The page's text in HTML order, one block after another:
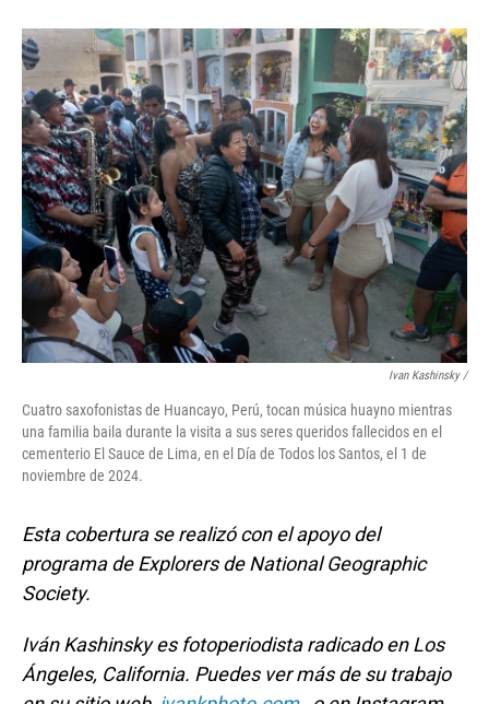
Ivan Kashinsky/
Cuatro saxofonistas de Huancayo, Perú, tocan música huayno mientras
una familia baila durante la visita a sus seres queridos fallecidos en el
cementerio El Sauce de Lima, en el Día de Todos los Santos, el 1 de
noviembre de 2024.
Esta cobertura se realizó con el apoyo del
programa de Explorers de National Geographic
Society.
Iván Kashinsky es fotoperiodista radicado en Los
Ángeles, California. Puedes ver más de su trabajo